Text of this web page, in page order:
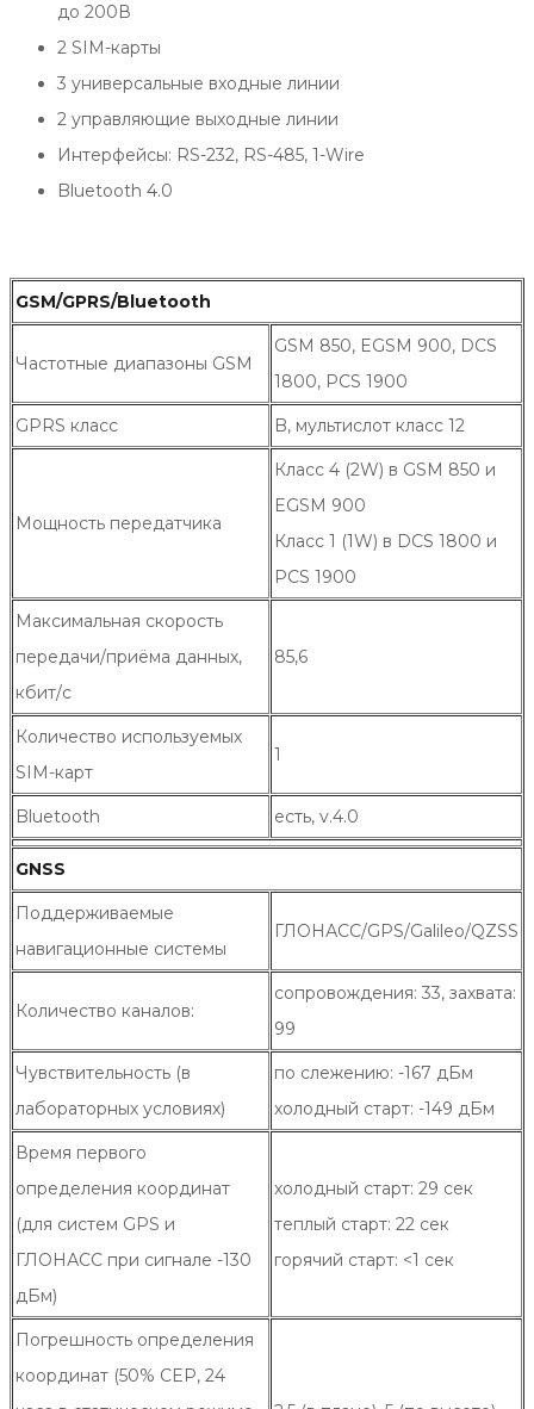
до 200В
2 SIM-карты
3 универсальные входные линии
2 управляющие выходные линии
Интерфейсы: RS-232, RS-485, 1-Wire
Bluetooth 4.0
GSM/GPRS/Bluetooth
Частотные диапазоны GSM
GSM 850, EGSM 900, DCS
1800, PCS 1900
GPRS класс B, мультислот класс 12
Мощность передатчика
Класс 4 (2W) в GSM 850 и
EGSM 900
Класс 1 (1W) в DCS 1800 и
PCS 1900
Максимальная скорость
передачи/приёма данных,
кбит/с
85,6
Количество используемых
SIM-карт
1
Bluetooth есть, v.4.0
GNSS
Поддерживаемые
навигационные системы
ГЛОНАСС/GPS/Galileo/QZSS
Количество каналов:
сопровождения: 33, захвата:
99
Чувствительность (в
лабораторных условиях)
по слежению: -167 дБм
холодный старт: -149 дБм
Время первого
определения координат
(для систем GPS и
ГЛОНАСС при сигнале -130
дБм)
холодный старт: 29 сек
теплый старт: 22 сек
горячий старт: <1 сек
Погрешность определения
координат (50% CEP, 24